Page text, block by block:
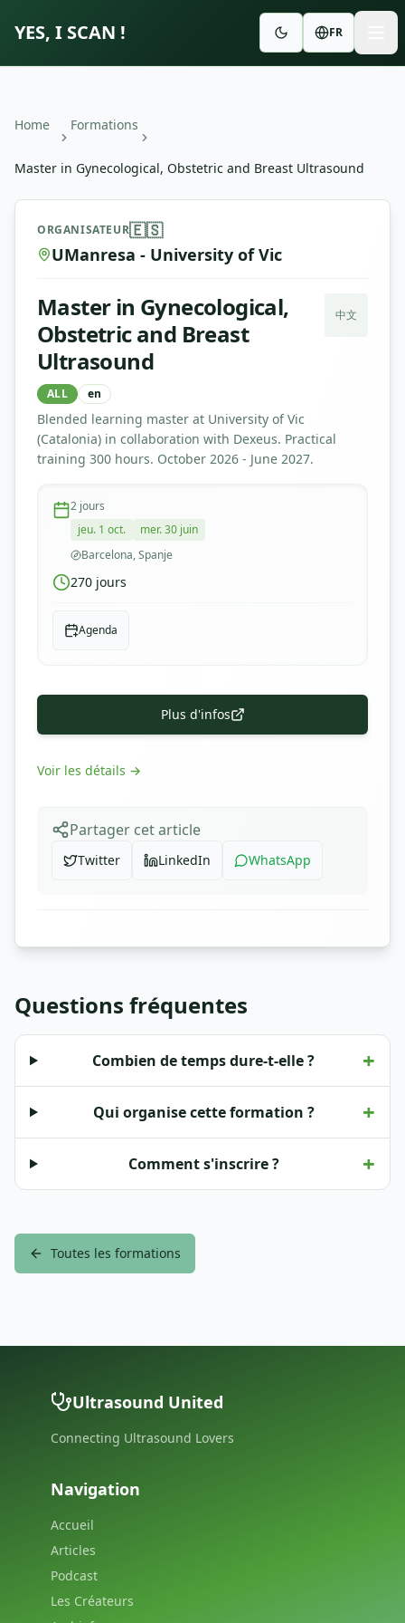
YES, I SCAN ! FR
Home Formations
Master in Gynecological, Obstetric and Breast Ultrasound
Master in Gynecological, Obstetric and Breast
ORGANISATEUR🇪🇸
UManresa - University of Vic
Master in Gynecological,
Obstetric and Breast
Ultrasound
中文
ALL en
Blended learning master at University of Vic
(Catalonia) in collaboration with Dexeus. Practical
training 300 hours. October 2026 - June 2027.
2 jours
jeu. 1 oct.
mer. 30 juin
Barcelona, Spanje
270 jours
Agenda
Plus d'infos
Voir les détails →
Partager cet article
Twitter LinkedIn WhatsApp
Questions fréquentes
Combien de temps dure-t-elle ? +
Qui organise cette formation ? +
Comment s'inscrire ? +
Toutes les formations
Ultrasound United
Connecting Ultrasound Lovers
Navigation
Accueil
Articles
Podcast
Les Créateurs